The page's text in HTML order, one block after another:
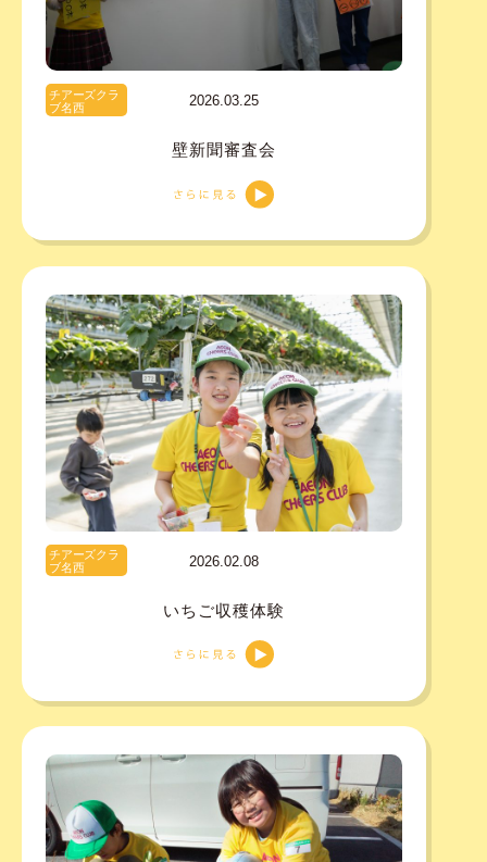
チアーズクラ
ブ名西
2026.03.25
壁新聞審査会
チアーズクラ
ブ名西
2026.02.08
いちご収穫体験